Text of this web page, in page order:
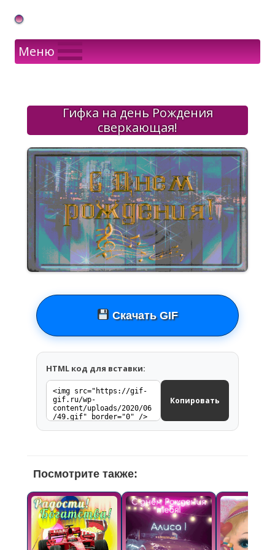
Gif Открытки в подарок
Меню
Гифка на день Рождения
сверкающая!
Скачать GIF
HTML код для вставки:
Копировать
Посмотрите также: